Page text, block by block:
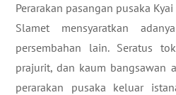
Perarakan pasangan pusaka
Slamet mensyaratkan
persembahan lain. Seratus
prajurit, dan kaum bangsawan
perarakan pusaka keluar